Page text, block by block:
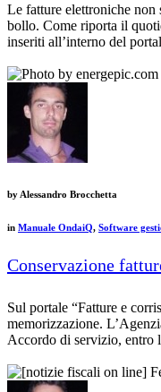
Le fatture elettroniche non
bollo. Come riporta il
inseriti all’interno del
by Alessandro Brocchetta
in Manuale OndaiQ, Software
Conservazione
Sul portale “Fatture e
memorizzazione.
Accordo di servizio, entro